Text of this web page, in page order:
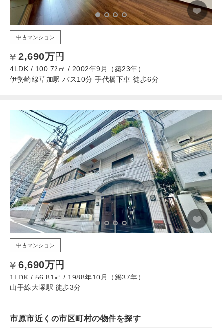
中古マンション
2,690万円
4LDK / 100.72㎡ / 2002年9月（築23年）
伊勢崎線草加駅 バス10分 手代橋下車 徒歩6分
中古マンション
6,690万円
1LDK / 56.81㎡ / 1988年10月（築37年）
山手線大塚駅 徒歩3分
市原市近くの市区町村の物件を探す